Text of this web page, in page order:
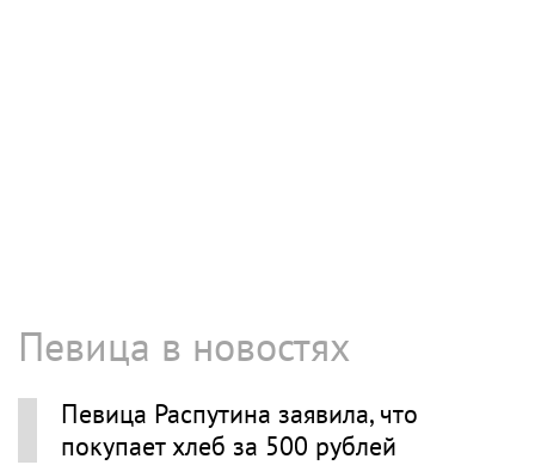
Певица в новостях
Певица Распутина заявила, что
покупает хлеб за 500 рублей